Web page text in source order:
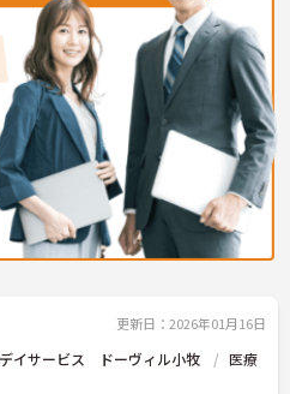
更新日：2026年01月16日
イサービス ドーヴィル小牧
医療